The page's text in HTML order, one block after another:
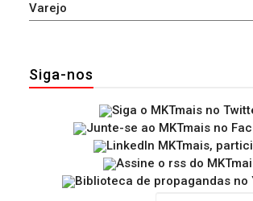
Varejo
Siga-nos